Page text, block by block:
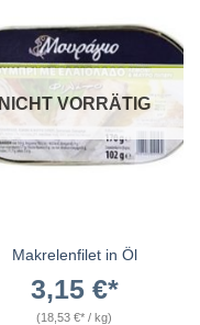
NICHT VORRÄTIG
Makrelenfilet in Öl
3,15 €
(18,53 € / kg)